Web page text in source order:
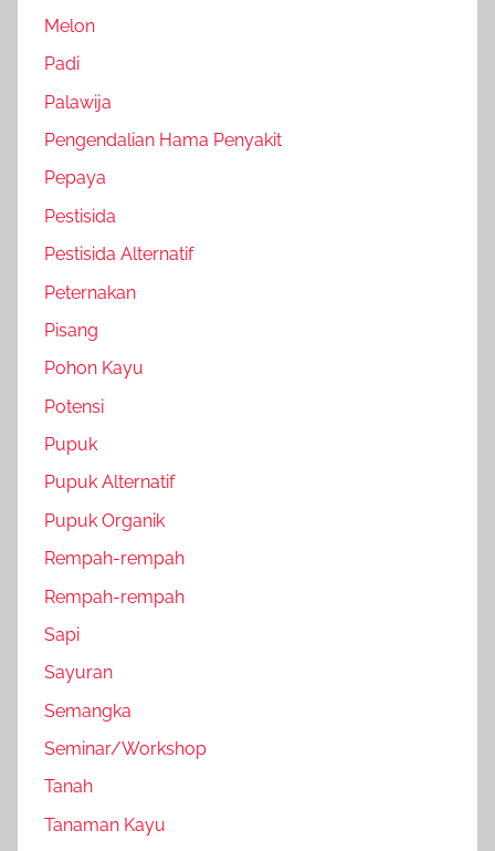
Melon
Padi
Palawija
Pengendalian Hama Penyakit
Pepaya
Pestisida
Pestisida Alternatif
Peternakan
Pisang
Pohon Kayu
Potensi
Pupuk
Pupuk Alternatif
Pupuk Organik
Rempah-rempah
Rempah-rempah
Sapi
Sayuran
Semangka
Seminar/Workshop
Tanah
Tanaman Kayu